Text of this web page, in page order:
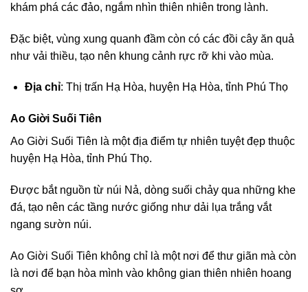
khám phá các đảo, ngắm nhìn thiên nhiên trong lành.
Đặc biệt, vùng xung quanh đầm còn có các đồi cây ăn quả
như vải thiều, tạo nên khung cảnh rực rỡ khi vào mùa.
Địa chỉ: Thị trấn Hạ Hòa, huyện Hạ Hòa, tỉnh Phú Thọ
Ao Giời Suối Tiên
Ao Giời Suối Tiên là một địa điểm tự nhiên tuyệt đẹp thuộc
huyện Hạ Hòa, tỉnh Phú Thọ.
Được bắt nguồn từ núi Nả, dòng suối chảy qua những khe
đá, tạo nên các tầng nước giống như dải lụa trắng vắt
ngang sườn núi.
Ao Giời Suối Tiên không chỉ là một nơi để thư giãn mà còn
là nơi để bạn hòa mình vào không gian thiên nhiên hoang